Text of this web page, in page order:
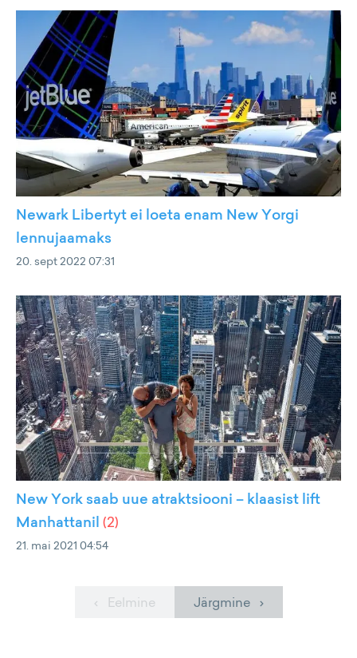
Newark Libertyt ei loeta enam New Yorgi
lennujaamaks
20. sept 2022 07:31
New York saab uue atraktsiooni – klaasist lift
Manhattanil (2)
21. mai 2021 04:54
‹ Eelmine Järgmine ›